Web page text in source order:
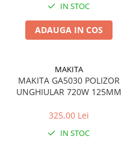
IN STOC
ADAUGA IN COS
MAKITA
MAKITA GA5030 POLIZOR
UNGHIULAR 720W 125MM
325,00 Lei
IN STOC